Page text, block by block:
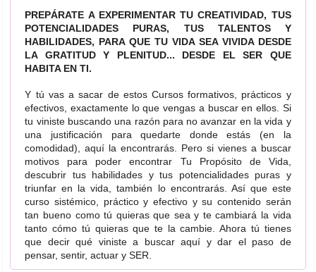
PREPÁRATE A EXPERIMENTAR TU CREATIVIDAD, TUS
POTENCIALIDADES PURAS, TUS TALENTOS Y
HABILIDADES, PARA QUE TU VIDA SEA VIVIDA DESDE
LA GRATITUD Y PLENITUD... DESDE EL SER QUE
HABITA EN TI.
Y tú vas a sacar de estos Cursos formativos, prácticos y
efectivos, exactamente lo que vengas a buscar en ellos. Si
tu viniste buscando una razón para no avanzar en la vida y
una justificación para quedarte donde estás (en la
comodidad), aquí la encontrarás. Pero si vienes a buscar
motivos para poder encontrar Tu Propósito de Vida,
descubrir tus habilidades y tus potencialidades puras y
triunfar en la vida, también lo encontrarás. Así que este
curso sistémico, práctico y efectivo y su contenido serán
tan bueno como tú quieras que sea y te cambiará la vida
tanto cómo tú quieras que te la cambie. Ahora tú tienes
que decir qué viniste a buscar aquí y dar el paso de
pensar, sentir, actuar y SER.